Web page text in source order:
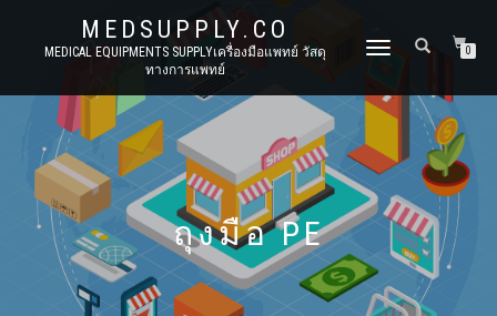
MEDSUPPLY.CO
MEDICAL EQUIPMENTS SUPPLYเครื่องมือแพทย์ วัสดุ
ทางการแพทย์
TOGGLE
0
ถุงมือ PE